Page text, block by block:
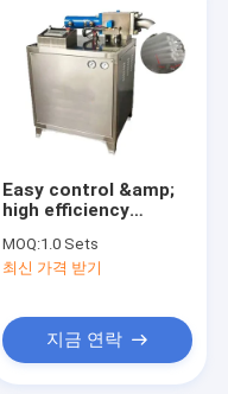
Easy control &amp;
high efficiency
pellet making
machine dry ice
MOQ:1.0 Sets
최신 가격 받기
지금 연락